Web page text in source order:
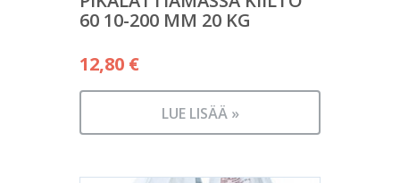
60 10-200 MM 20 KG
12,80 €
LUE LISÄÄ »